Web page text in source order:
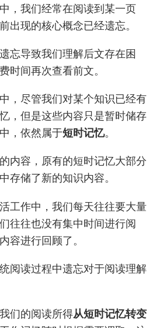
，我们经常在阅读到某一页
出现的核心概念已经遗忘。
忘导致我们理解后文存在困
时间再次查看前文。
，尽管我们对某个知识已经有
，但是这些内容只是暂时储存
，依然属于短时记忆。
内容，原有的短时记忆大部分
存储了新的知识内容。
工作中，我们每天往往要大量
往往也没有集中时间进行阅
容进行回顾了。
阅读过程中遗忘对于阅读理解
们的阅读所得从短时记忆转变